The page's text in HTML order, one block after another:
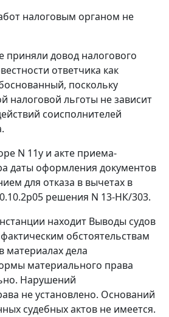
налоговым органом не
приняли довод налогового
ответчика как
поскольку
налоговой льготы не зависит
соисполнителей
N 11y и акте приема-
даты оформления документов
для отказа в вычетах в
решения N 13-НК/303.
находит Выводы судов
обстоятельствам
дела
материального права
Нарушений
не установлено. Оснований
судебных актов не имеется.